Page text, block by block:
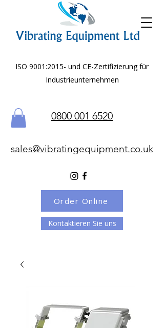
ISO 9001:2015- und CE-Zertifizierung für
Industrieunternehmen
0800 001 6520
sales@vibratingequipment.co.uk
Kontaktieren Sie uns
Order Online